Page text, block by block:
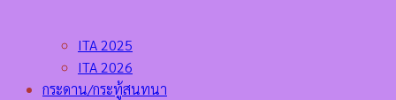
ITA 2025
ITA 2026
กระดาน/กระทู้สนทนา